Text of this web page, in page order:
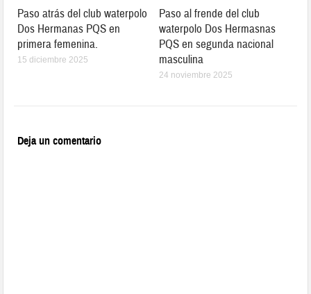
Paso atrás del club waterpolo
Dos Hermanas PQS en
primera femenina.
15 diciembre 2025
Paso al frende del club
waterpolo Dos Hermasnas
PQS en segunda nacional
masculina
24 noviembre 2025
Deja un comentario